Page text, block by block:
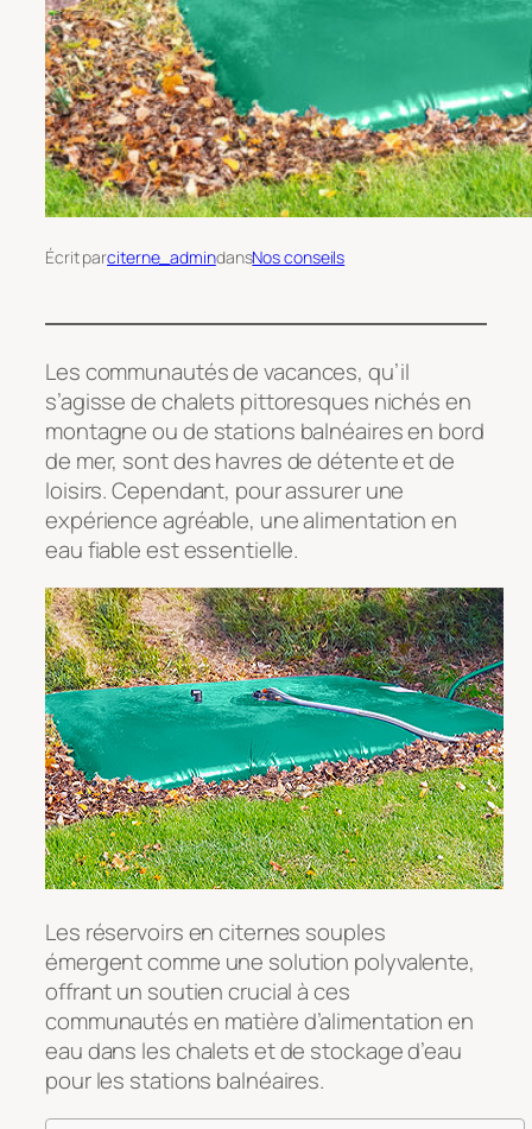
Écrit parciterne_admindansNos conseils
Les communautés de vacances, qu’il
s’agisse de chalets pittoresques nichés en
montagne ou de stations balnéaires en bord
de mer, sont des havres de détente et de
loisirs. Cependant, pour assurer une
expérience agréable, une alimentation en
eau fiable est essentielle.
Les réservoirs en citernes souples
émergent comme une solution polyvalente,
offrant un soutien crucial à ces
communautés en matière d’alimentation en
eau dans les chalets et de stockage d’eau
pour les stations balnéaires.